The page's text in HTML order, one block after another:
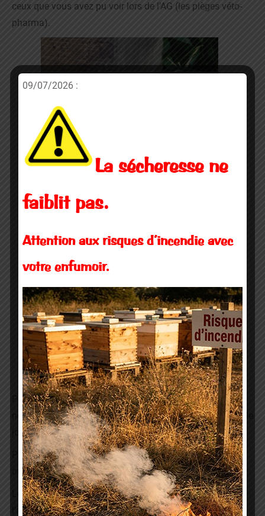
ceux que vous avez pu voir lors de l’AG (les pièges véto-
pharma).
Piège Véto pharma devant une ruche
piège Véto pharma au rucher
Pour se faire, vous pouvez contacter Jacques Seguen,
nouveau membre du CA. Il habite Pordic et vous pouvez le
joindre :
Par messagerie de préférence :jacquessegun@orange.fr
ou par téléphone : 02 96 79 42 62
Les conditions sont bien sûr les mêmes que lors de
l’assemblée : 1piège = 4€, 2 pièges = 8€, 3 pièges + 10€,
09/07/2026 :
La sécheresse ne
faiblit pas.
Attention aux risques d’incendie avec
votre enfumoir.